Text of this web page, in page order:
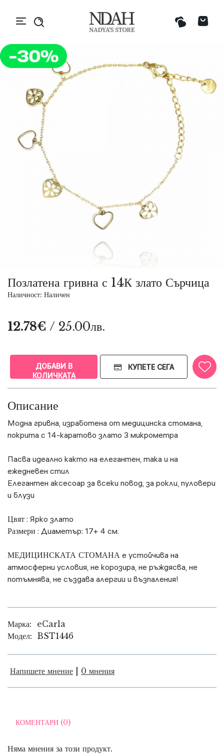
Позлатена гривна с 14К злато Сърчица
Наличност: Наличен
12.78€ / 25.00лв.
ДОБАВИ В
КОЛИЧКАТА
КУПЕТЕ СЕГА
Описание
Модна гривна, изработена от медицинска стомана,
покрита с 14-каратово злато 3 микрометра
Пасва идеално както на елегантен, така и на
ежедневен стил
Елегантен аксесоар за всеки повод, за рокли, пуловери
и блузи
Цвят : Ярко злато
Размери : Диаметър: 17+ 4 см.
МЕДИЦИНСКАТА СТОМАНА е устойчива на
атмосферни условия, не корозира, не ръждясва, не
потъмнява, не създава алергии и възпаления!
Марка:
eCarla
Модел: BST1446
Напишете мнение 0 мнения
КОМЕНТАРИ (0)
Няма мнения за този продукт.